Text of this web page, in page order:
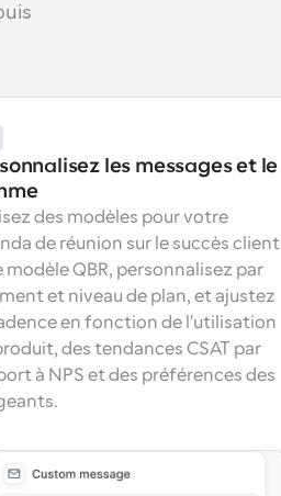
les messages et le
des modèles pour votre
de réunion sur le succès client
modèle QBR, personnalisez par
et niveau de plan, et ajustez
en fonction de l'utilisation
des tendances CSAT par
à NPS et des préférences des